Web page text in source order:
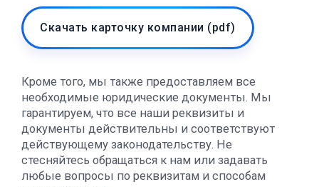
Скачать карточку компании (pdf)
Кроме того, мы также предоставляем все
необходимые юридические документы. Мы
гарантируем, что все наши реквизиты и
документы действительны и соответствуют
действующему законодательству. Не
стесняйтесь обращаться к нам или задавать
любые вопросы по реквизитам и способам